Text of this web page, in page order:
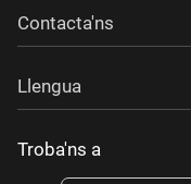
Contacta'ns
Llengua
Troba'ns a